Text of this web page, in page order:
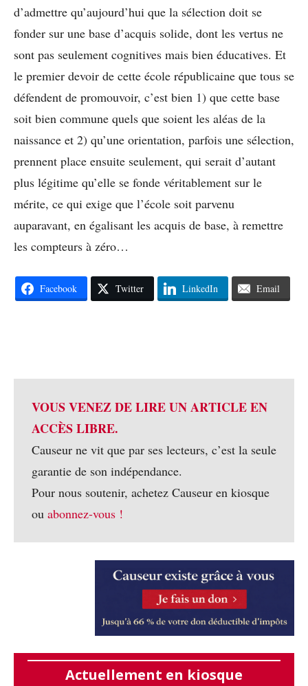
d’admettre qu’aujourd’hui que la sélection doit se
fonder sur une base d’acquis solide, dont les vertus ne
sont pas seulement cognitives mais bien éducatives. Et
le premier devoir de cette école républicaine que tous se
défendent de promouvoir, c’est bien 1) que cette base
soit bien commune quels que soient les aléas de la
naissance et 2) qu’une orientation, parfois une sélection,
prennent place ensuite seulement, qui serait d’autant
plus légitime qu’elle se fonde véritablement sur le
mérite, ce qui exige que l’école soit parvenu
auparavant, en égalisant les acquis de base, à remettre
les compteurs à zéro…
Facebook Twitter LinkedIn Email
VOUS VENEZ DE LIRE UN ARTICLE EN
ACCÈS LIBRE.
Causeur ne vit que par ses lecteurs, c’est la seule
garantie de son indépendance.
Pour nous soutenir, achetez Causeur en kiosque
ou abonnez-vous !
Actuellement en kiosque